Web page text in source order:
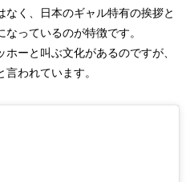
なく、日本のギャル特有の挨拶と
っているのが特徴です。
ーと叫ぶ文化があるのですが、
われています。